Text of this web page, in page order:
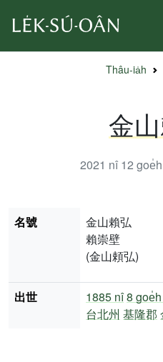
Thâu-ia̍h
金
2021 nî 12
名號
金山賴弘
賴崇壁
(金山頼弘)
出世 1885 nî8
台北州 基隆郡